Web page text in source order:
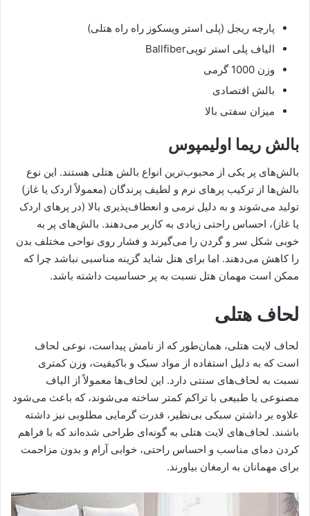
پارچه ریجل (پلی استر ویسکوز راه راه هتلی)
الیاف پلی استر توپیBallfiber
وزن 1000 گرمی
بالش اقتصادی
میزان سفتی بالا
بالش ریما اولیمپوس
بالش‌های پر یکی از محبوب‌ترین انواع بالش‌ هتلی هستند. این نوع
بالش‌ها از ترکیب پرهای نرم و لطیف پرندگان (معمولاً اردک یا غاز)
تولید می‌شوند و به دلیل نرمی و انعطاف‌پذیری بالا (در پرهای اردک
یا غاز)، احساس راحتی زیادی به کاربر می‌دهند. بالش‌های پر به
خوبی شکل سر و گردن را می‌گیرند و فشار روی نواحی مختلف بدن
را کاهش می‌دهند. اما برای هتل شاید گزینه مناسبی نباشد چرا که
ممکن است مهمان هتل نسبت به پر حساسیت داشته باشد.
لحاف هتلی
لحاف لایت هتلی، همان‌طور که از نامش پیداست، نوعی لحاف
است که به دلیل استفاده از مواد سبک و باکیفیت، وزن کمتری
نسبت به لحاف‌های سنتی دارد. این لحاف‌ها معمولاً از الیاف
مصنوعی یا طبیعی با تراکم کمتر ساخته می‌شوند، که باعث می‌شود
علاوه بر داشتن سبکی بی‌نظیر، قدرت گرمایی مطلوبی نیز داشته
باشند. لحاف‌های لایت هتلی به گونه‌ای طراحی شده‌اند که با فراهم
کردن دمای مناسب و احساس راحتی، خوابی آرام و بدون مزاحمت
برای مهمانان به ارمغان بیاورند.